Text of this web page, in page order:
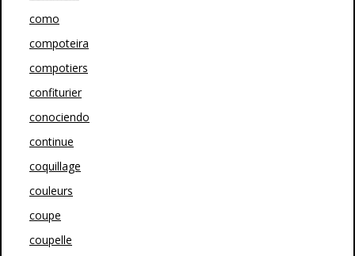
como
compoteira
compotiers
confiturier
conociendo
continue
coquillage
couleurs
coupe
coupelle